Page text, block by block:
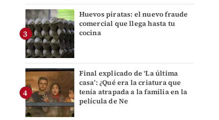
Huevos piratas: el nuevo fraude
comercial que llega hasta tu
cocina
Final explicado de ‘La última
casa’: ¿Qué era la criatura que
tenía atrapada a la familia en la
película de Ne